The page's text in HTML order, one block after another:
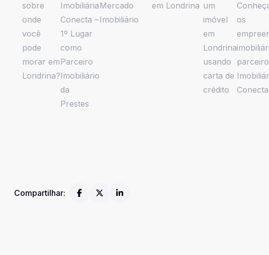
sobre
onde
você
pode
morar em
Londrina?
Imobiliária
Conecta –
1º Lugar
como
Parceiro
Imobiliário
da
Prestes
Mercado
Imobiliário
em Londrina um
imóvel
em
Londrina
usando
carta de
crédito
os
Conecta
Compartilhar: